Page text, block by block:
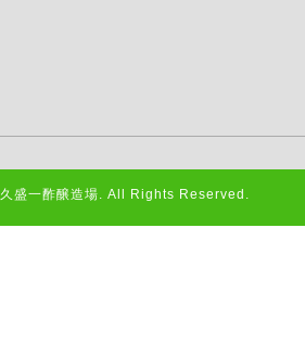
盛一酢醸造場. All Rights Reserved.